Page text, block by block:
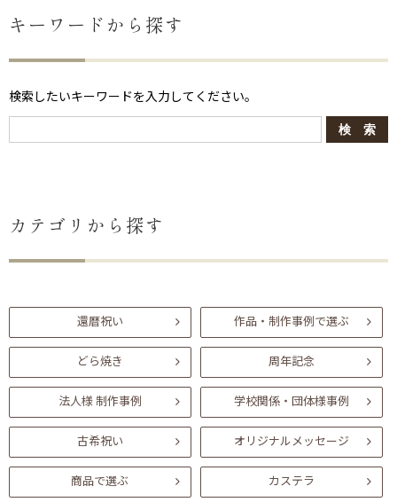
キーワードから探す
検索したいキーワードを入力してください。
カテゴリから探す
還暦祝い 作品・制作事例で選ぶ
どら焼き 周年記念
法人様 制作事例 学校関係・団体様事例
古希祝い オリジナルメッセージ
商品で選ぶ カステラ